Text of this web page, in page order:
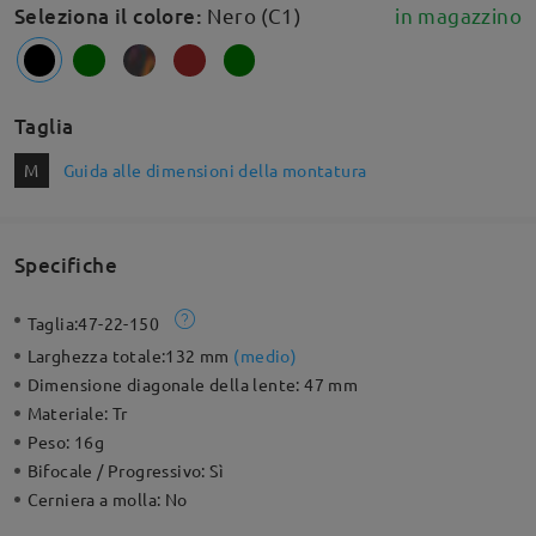
Seleziona il colore: Nero (C1) in magazzino
Taglia
M Guida alle dimensioni della montatura
Specifiche
Taglia:47-22-150
Larghezza totale:132 mm (medio)
Dimensione diagonale della lente:47 mm
Materiale:Tr
Peso: 16g
Bifocale / Progressivo:Sì
Cerniera a molla: No